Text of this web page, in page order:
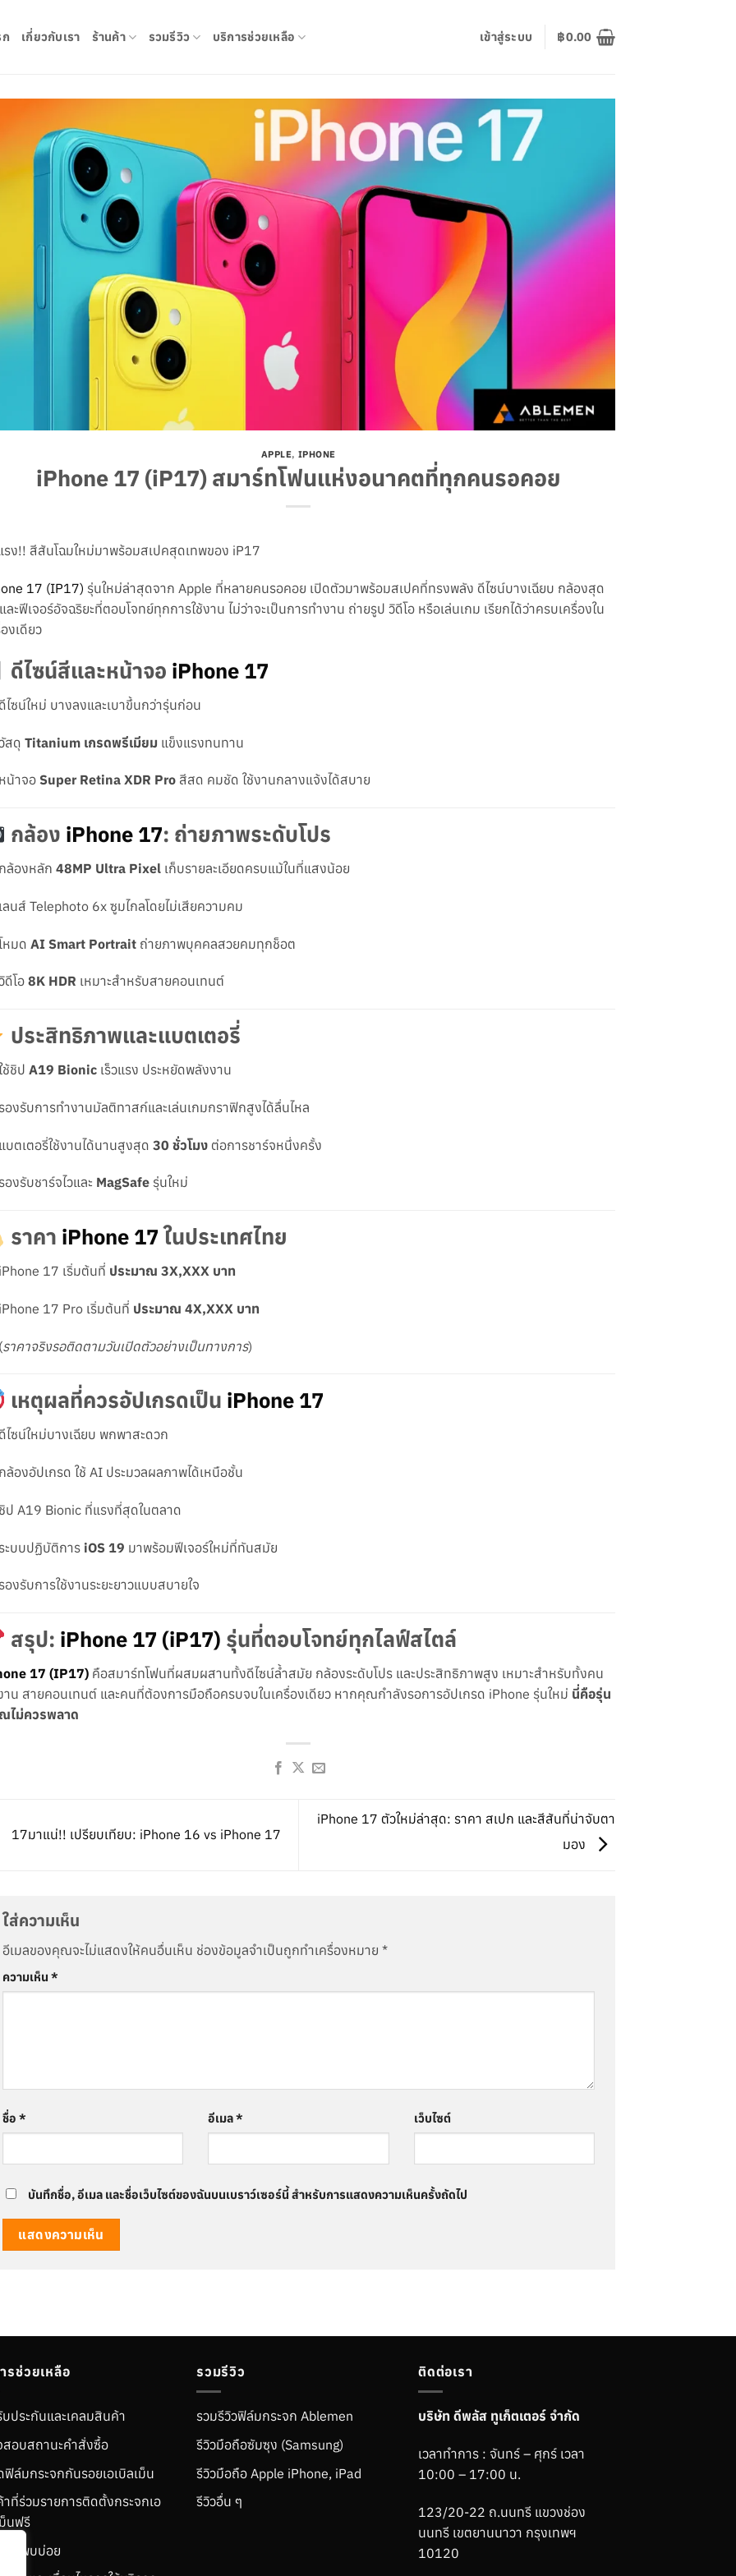
เกี่ยวกับเรา ร้านค้า รวมรีวิว บริการช่วยเหลือ เข้าสู่ระบบ ฿0.00
APPLE, IPHONE
iPhone 17 (iP17) สมาร์ทโฟนแห่งอนาคตที่ทุกคนรอคอย
รง!! สีสันโฉมใหม่มาพร้อมสเปคสุดเทพของ iP17
17 (IP17) รุ่นใหม่ล่าสุดจาก Apple ที่หลายคนรอคอย เปิดตัวมาพร้อมสเปคที่ทรงพลัง ดีไซน์บางเฉียบ กล้องสุด
ละฟีเจอร์อัจฉริยะที่ตอบโจทย์ทุกการใช้งาน ไม่ว่าจะเป็นการทำงาน ถ่ายรูป วิดีโอ หรือเล่นเกม เรียกได้ว่าครบเครื่องใน
งเดียว
ดีไซน์สีและหน้าจอ iPhone 17
ดีไซน์ใหม่ บางลงและเบาขึ้นกว่ารุ่นก่อน
สดุTitanium เกรดพรีเมียม แข็งแรงทนทาน
หน้าจอSuper Retina XDR Pro สีสด คมชัด ใช้งานกลางแจ้งได้สบาย
กล้อง iPhone 17: ถ่ายภาพระดับโปร
กล้องหลัก48MP Ultra Pixel เก็บรายละเอียดครบแม้ในที่แสงน้อย
เลนส์ Telephoto 6x ซูมไกลโดยไม่เสียความคม
หมดAI Smart Portrait ถ่ายภาพบุคคลสวยคมทุกช็อต
ดีโอ8K HDR เหมาะสำหรับสายคอนเทนต์
ประสิทธิภาพและแบตเตอรี่
ช้ชิปA19 Bionic เร็วแรง ประหยัดพลังงาน
รองรับการทำงานมัลติทาสก์และเล่นเกมกราฟิกสูงได้ลื่นไหล
แบตเตอรี่ใช้งานได้นานสูงสุด30 ชั่วโมง ต่อการชาร์จหนึ่งครั้ง
รองรับชาร์จไวและ MagSafe รุ่นใหม่
ราคา iPhone 17ในประเทศไทย
iPhone 17 เริ่มต้นที่ ประมาณ 3X,XXX บาท
iPhone 17 Pro เริ่มต้นที่ ประมาณ 4X,XXX บาท
(ราคาจริงรอติดตามวันเปิดตัวอย่างเป็นทางการ)
เหตุผลที่ควรอัปเกรดเป็น iPhone 17
ดีไซน์ใหม่บางเฉียบ พกพาสะดวก
กล้องอัปเกรด ใช้ AI ประมวลผลภาพได้เหนือชั้น
ชิป A19 Bionic ที่แรงที่สุดในตลาด
ระบบปฏิบัติการ iOS 19 มาพร้อมฟีเจอร์ใหม่ที่ทันสมัย
รองรับการใช้งานระยะยาวแบบสบายใจ
สรุป: iPhone 17 (iP17) รุ่นที่ตอบโจทย์ทุกไลฟ์สไตล์
17 (IP17)คือสมาร์ทโฟนที่ผสมผสานทั้งดีไซน์ล้ำสมัย กล้องระดับโปร และประสิทธิภาพสูง เหมาะสำหรับทั้งคน
าน สายคอนเทนต์ และคนที่ต้องการมือถือครบจบในเครื่องเดียว หากคุณกำลังรอการอัปเกรด iPhone รุ่นใหม่ นี่คือรุ่น
ไม่ควรพลาด
17มาแน่!! เปรียบเทียบ: iPhone 16 vs iPhone 17
iPhone 17 ตัวใหม่ล่าสุด: ราคา สเปก และสีสันที่น่าจับตา
มอง
ใส่ความเห็น
อีเมลของคุณจะไม่แสดงให้คนอื่นเห็น ช่องข้อมูลจำเป็นถูกทำเครื่องหมาย *
ความเห็น *
ชื่อ * อีเมล* เว็บไซต์
บันทึกชื่อ, อีเมล และชื่อเว็บไซต์ของฉันบนเบราว์เซอร์นี้ สำหรับการแสดงความเห็นครั้งถัดไป
รช่วยเหลือ
บประกันและเคลมสินค้า
สอบสถานะคำสั่งซื้อ
ฟิล์มกระจกกันรอยเอเบิลเม็น
าที่ร่วมรายการติดตั้งกระจกเอ
นฟรี
ามที่พบบ่อย
รวมรีวิว
รวมรีวิวฟิล์มกระจก Ablemen
รีวิวมือถือซัมซุง (Samsung)
รีวิวมือถือ Apple iPhone, iPad
รีวิวอื่น ๆ
ติดต่อเรา
บริษัท ดีพลัส ทูเก็ตเตอร์ จำกัด
เวลาทำการ : จันทร์ – ศุกร์ เวลา
10:00 – 17:00 น.
123/20-22 ถ.นนทรี แขวงช่อง
นนทรี เขตยานนาวา กรุงเทพฯ
10120